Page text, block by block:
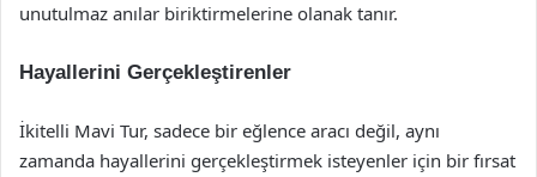
unutulmaz anılar biriktirmelerine olanak tanır.
Hayallerini Gerçekleştirenler
İkitelli Mavi Tur, sadece bir eğlence aracı değil, aynı
zamanda hayallerini gerçekleştirmek isteyenler için bir fırsat